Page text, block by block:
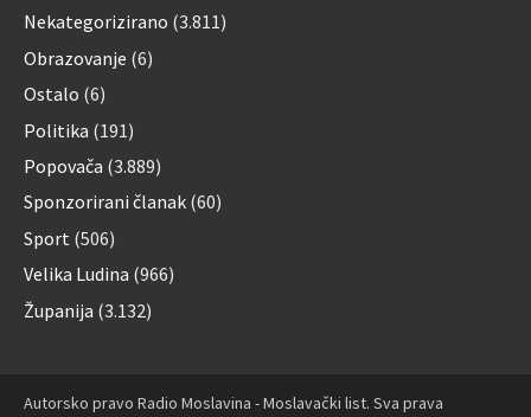
Nekategorizirano (3.811)
Obrazovanje (6)
Ostalo (6)
Politika (191)
Popovača (3.889)
Sponzorirani članak (60)
Sport (506)
Velika Ludina (966)
Županija (3.132)
Autorsko pravo Radio Moslavina - Moslavački list. Sva prava